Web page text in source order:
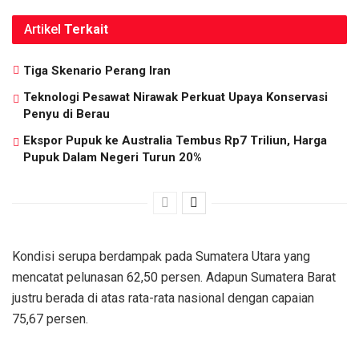
Artikel Terkait
Tiga Skenario Perang Iran
Teknologi Pesawat Nirawak Perkuat Upaya Konservasi
Penyu di Berau
Ekspor Pupuk ke Australia Tembus Rp7 Triliun, Harga
Pupuk Dalam Negeri Turun 20%
Kondisi serupa berdampak pada Sumatera Utara yang
mencatat pelunasan 62,50 persen. Adapun Sumatera Barat
justru berada di atas rata-rata nasional dengan capaian
75,67 persen.